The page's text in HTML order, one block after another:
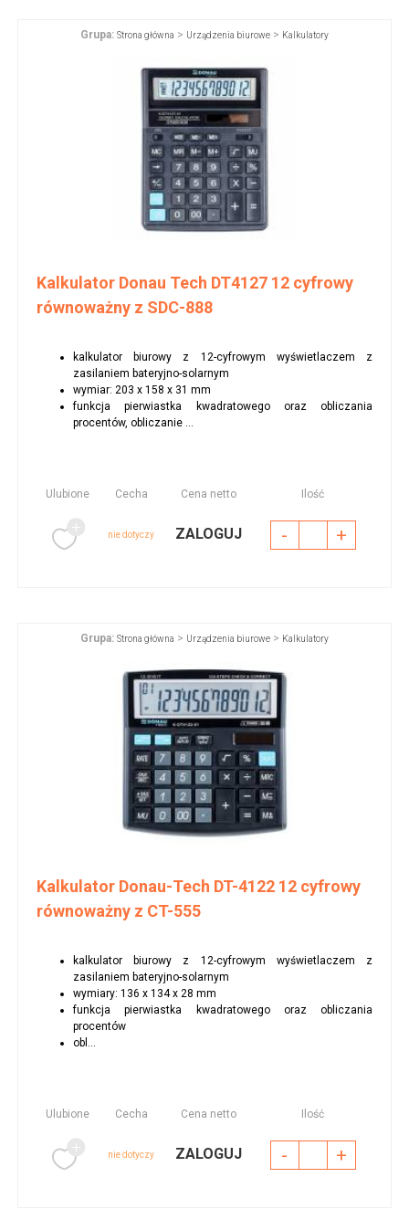
Grupa: Strona główna > Urządzenia biurowe > Kalkulatory
Kalkulator Donau Tech DT4127 12 cyfrowy
równoważny z SDC-888
kalkulator biurowy z 12-cyfrowym wyświetlaczem z
zasilaniem bateryjno-solarnym
wymiar: 203 x 158 x 31 mm
funkcja pierwiastka kwadratowego oraz obliczania
procentów, obliczanie ...
Ulubione Cecha Cena netto Ilość
nie dotyczy ZALOGUJ - +
Grupa: Strona główna > Urządzenia biurowe > Kalkulatory
Kalkulator Donau-Tech DT-4122 12 cyfrowy
równoważny z CT-555
kalkulator biurowy z 12-cyfrowym wyświetlaczem z
zasilaniem bateryjno-solarnym
wymiary: 136 x 134 x 28 mm
funkcja pierwiastka kwadratowego oraz obliczania
procentów
obl...
Ulubione Cecha Cena netto Ilość
nie dotyczy ZALOGUJ - +